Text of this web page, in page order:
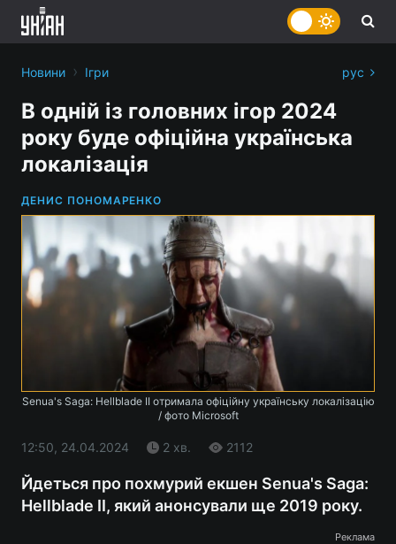
Новини › Ігри рус
В одній із головних ігор 2024
року буде офіційна українська
локалізація
ДЕНИС ПОНОМАРЕНКО
Senua's Saga: Hellblade II отримала офіційну українську локалізацію
/ фото Microsoft
12:50, 24.04.2024 2 хв. 2112
Йдеться про похмурий екшен Senua's Saga:
Hellblade II, який анонсували ще 2019 року.
Реклама